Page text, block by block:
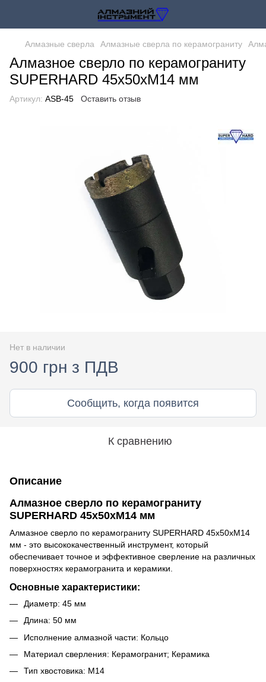
Алмазные сверла Алмазные сверла по керамограниту
Алмазное сверло по керамограниту
SUPERHARD 45х50xМ14 мм
Артикул: ASB-45 Оставить отзыв
Нет в наличии
900 грн з ПДВ
Сообщить, когда появится
К сравнению
Описание
Алмазное сверло по керамограниту
SUPERHARD 45х50xМ14 мм
Алмазное сверло по керамограниту SUPERHARD 45х50xМ14
мм - это высококачественный инструмент, который
обеспечивает точное и эффективное сверление на различных
поверхностях керамогранита и керамики.
Основные характеристики:
Диаметр: 45 мм
Длина: 50 мм
Исполнение алмазной части: Кольцо
Материал сверления: Керамогранит; Керамика
Тип хвостовика: М14